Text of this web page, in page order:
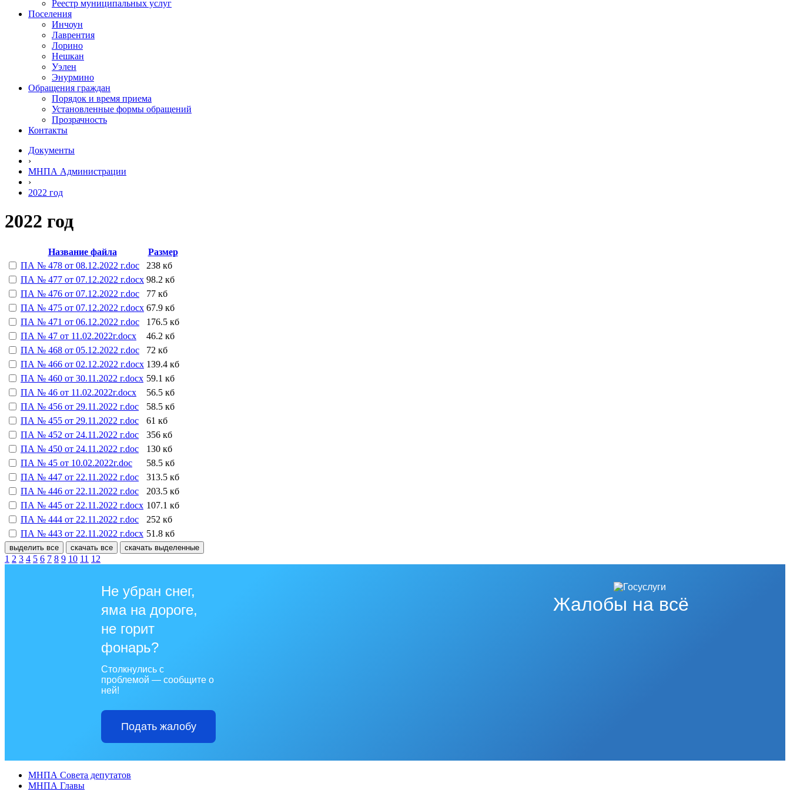
Реестр муниципальных услуг
Поселения
Инчоун
Лаврентия
Лорино
Нешкан
Уэлен
Энурмино
Обращения граждан
Порядок и время приема
Установленные формы обращений
Прозрачность
Контакты
Документы
›
МНПА Администрации
›
2022 год
2022 год
Название файла
Размер
ПА № 478 от 08.12.2022 г.doc
238 кб
ПА № 477 от 07.12.2022 г.docx 98.2 кб
ПА № 476 от 07.12.2022 г.doc
77 кб
ПА № 475 от 07.12.2022 г.docx 67.9 кб
ПА № 471 от 06.12.2022 г.doc
176.5 кб
ПА № 47 от 11.02.2022г.docx
46.2 кб
ПА № 468 от 05.12.2022 г.doc
72 кб
ПА № 466 от 02.12.2022 г.docx 139.4 кб
ПА № 460 от 30.11.2022 г.docx 59.1 кб
ПА № 46 от 11.02.2022г.docx
56.5 кб
ПА № 456 от 29.11.2022 г.doc
58.5 кб
ПА № 455 от 29.11.2022 г.doc
61 кб
ПА № 452 от 24.11.2022 г.doc
356 кб
ПА № 450 от 24.11.2022 г.doc
130 кб
ПА № 45 от 10.02.2022г.doc
58.5 кб
ПА № 447 от 22.11.2022 г.doc
313.5 кб
ПА № 446 от 22.11.2022 г.doc
203.5 кб
ПА № 445 от 22.11.2022 г.docx 107.1 кб
ПА № 444 от 22.11.2022 г.doc
252 кб
ПА № 443 от 22.11.2022 г.docx 51.8 кб
выделить все скачать все скачать выделенные
1 2 3 4 5 6 7 8 9 10 11 12
Жалобы на всё
Не убран снег,
яма на дороге,
не горит
фонарь?
Столкнулись с
проблемой — сообщите о
ней!
Подать жалобу
МНПА Совета депутатов
МНПА Главы